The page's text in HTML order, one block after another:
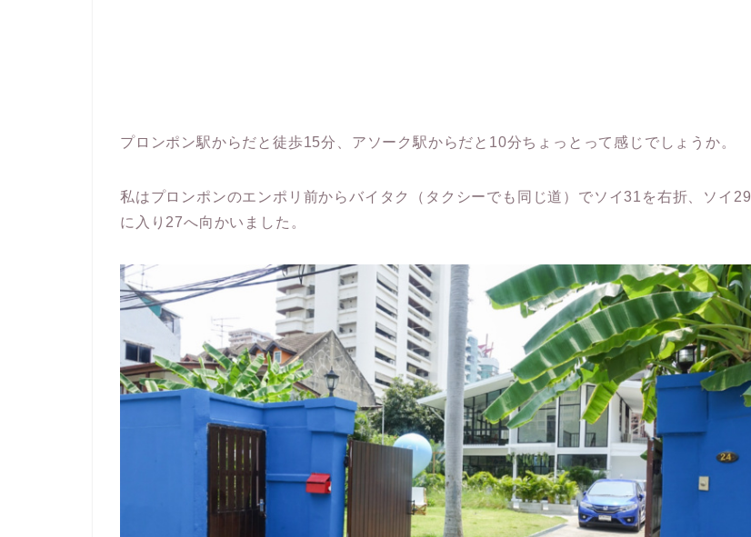
プロンポン駅からだと徒歩15分、アソーク駅からだと10分ちょっとって感じでしょうか。
私はプロンポンのエンポリ前からバイタク（タクシーでも同じ道）でソイ31を右折、ソイ29
に入り27へ向かいました。